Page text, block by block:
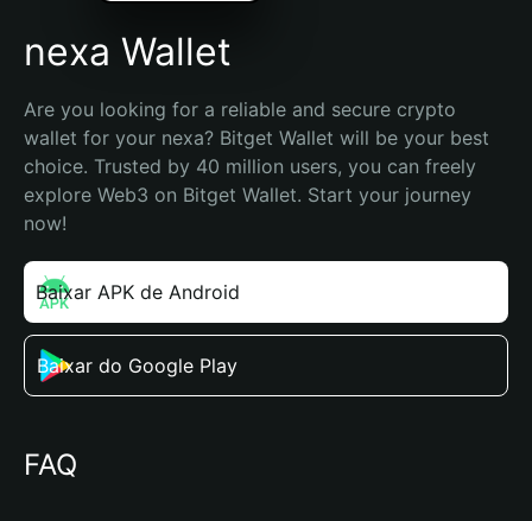
nexa Wallet
Are you looking for a reliable and secure crypto
wallet for your nexa? Bitget Wallet will be your best
choice. Trusted by 40 million users, you can freely
explore Web3 on Bitget Wallet. Start your journey
now!
Baixar APK de Android
Baixar do Google Play
FAQ